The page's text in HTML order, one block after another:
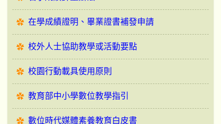
在學成績證明、畢業證書補發申請
校外人士協助教學或活動要點
校園行動載具使用原則
教育部中小學數位教學指引
數位時代媒體素養教育白皮書